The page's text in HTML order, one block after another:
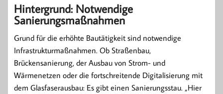
Hintergrund: Notwendige
Sanierungsmaßnahmen
Grund für die erhöhte Bautätigkeit sind notwendige
Infrastrukturmaßnahmen. Ob Straßenbau,
Brückensanierung, der Ausbau von Strom- und
Wärmenetzen oder die fortschreitende Digitalisierung mit
dem Glasfaserausbau: Es gibt einen Sanierungsstau. „Hier